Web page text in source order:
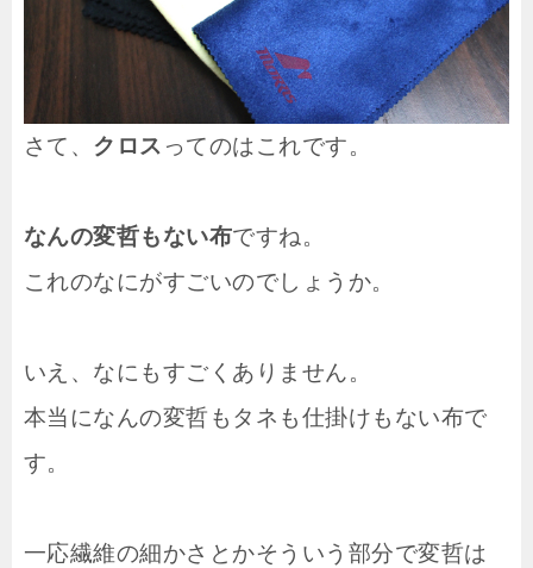
さて、 クロス ってのはこれです。
なんの変哲もない布ですね。
これのなにがすごいのでしょうか。
いえ、なにもすごくありません。
本当になんの変哲もタネも仕掛けもない布で
す。
一応繊維の細かさとかそういう部分で変哲は